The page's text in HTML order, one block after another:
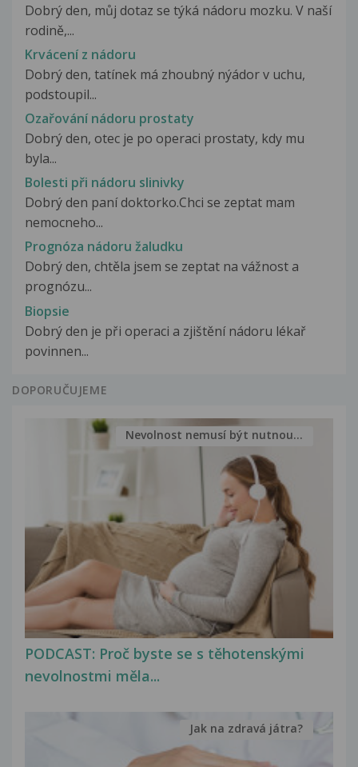
Dobrý den, můj dotaz se týká nádoru mozku. V naší
rodině,...
Krvácení z nádoru
Dobrý den, tatínek má zhoubný nýádor v uchu,
podstoupil...
Ozařování nádoru prostaty
Dobrý den, otec je po operaci prostaty, kdy mu
byla...
Bolesti při nádoru slinivky
Dobrý den paní doktorko.Chci se zeptat mam
nemocneho...
Prognóza nádoru žaludku
Dobrý den, chtěla jsem se zeptat na vážnost a
prognózu...
Biopsie
Dobrý den je při operaci a zjištění nádoru lékař
povinnen...
DOPORUČUJEME
PODCAST: Proč byste se s těhotenskými
nevolnostmi měla...
Nevolnost nemusí být nutnou...
Jak na zdravá játra?